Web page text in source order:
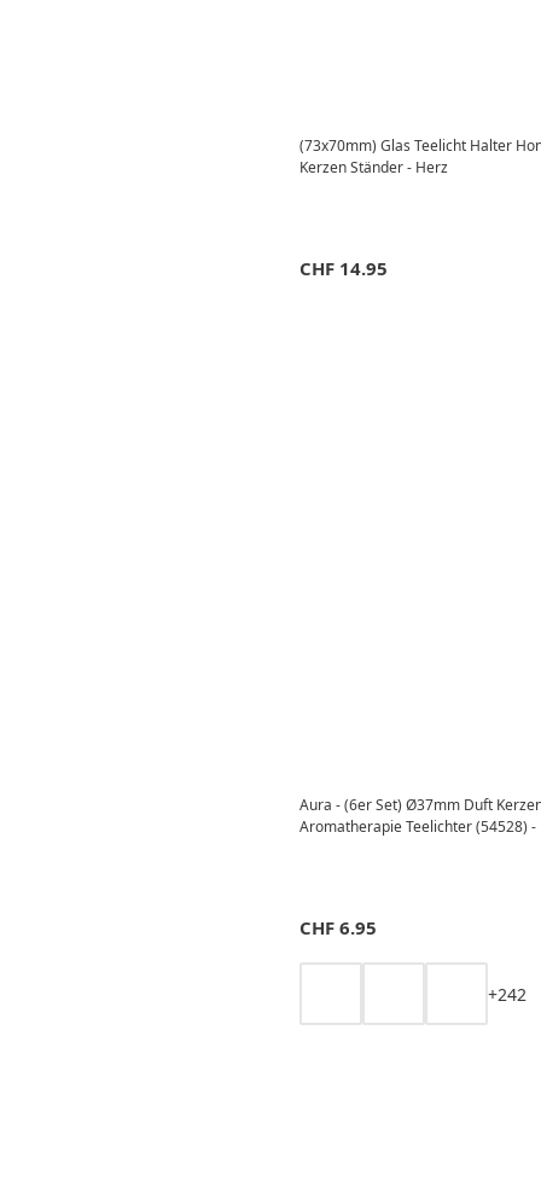
(73x70mm) Glas Teelicht Halter
Kerzen Ständer - Herz
CHF 14.95
Aura - (6er Set) Ø37mm Duft
Aromatherapie Teelichter (54528)
CHF 6.95
+242